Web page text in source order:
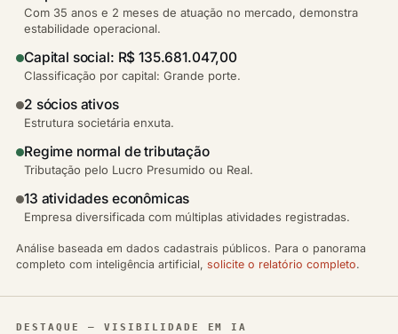
Com 35 anos e 2 meses de atuação no mercado, demonstra
estabilidade operacional.
Capital social: R$ 135.681.047,00
Classificação por capital: Grande porte.
2 sócios ativos
Estrutura societária enxuta.
Regime normal de tributação
Tributação pelo Lucro Presumido ou Real.
13 atividades econômicas
Empresa diversificada com múltiplas atividades registradas.
Análise baseada em dados cadastrais públicos. Para o panorama
completo com inteligência artificial, solicite o relatório completo.
DESTAQUE — VISIBILIDADE EM IA